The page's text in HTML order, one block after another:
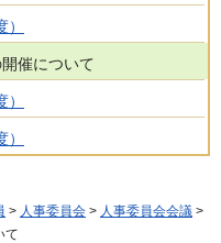
催について
> 人事委員会 > 人事委員会会議 >
て